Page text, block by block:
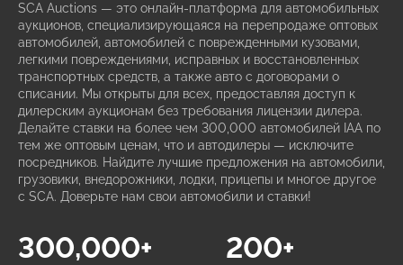
SCA Auctions — это онлайн-платформа для автомобильных
аукционов, специализирующаяся на перепродаже оптовых
автомобилей, автомобилей с поврежденными кузовами,
легкими повреждениями, исправных и восстановленных
транспортных средств, а также авто с договорами о
списании. Мы открыты для всех, предоставляя доступ к
дилерским аукционам без требования лицензии дилера.
Делайте ставки на более чем 300,000 автомобилей IAA по
тем же оптовым ценам, что и автодилеры — исключите
посредников. Найдите лучшие предложения на автомобили,
грузовики, внедорожники, лодки, прицепы и многое другое
с SCA. Доверьте нам свои автомобили и ставки!
300,000+ 200+